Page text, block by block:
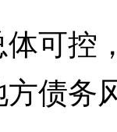
控
债务